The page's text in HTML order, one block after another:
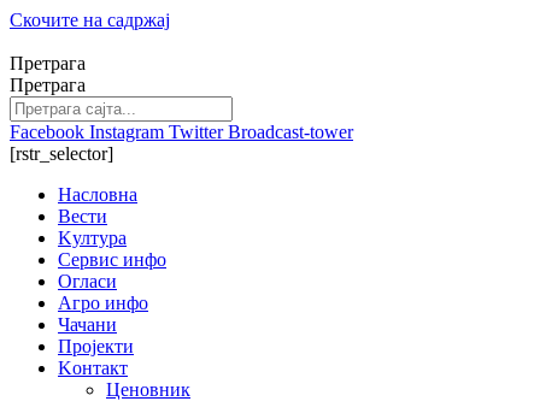
Скочите на садржај
Претрага
Претрага
Facebook Instagram Twitter Broadcast-tower
[rstr_selector]
Насловна
Вести
Kултура
Сервис инфо
Огласи
Агро инфо
Чачани
Пројекти
Kонтакт
Ценовник